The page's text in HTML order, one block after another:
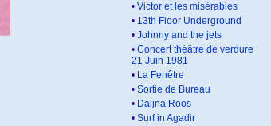
• Victor et les misérables
• 13th Floor Underground
• Johnny and the jets
• Concert théâtre de verdure
21 Juin 1981
• La Fenêtre
• Sortie de Bureau
• Daijna Roos
• Surf in Agadir